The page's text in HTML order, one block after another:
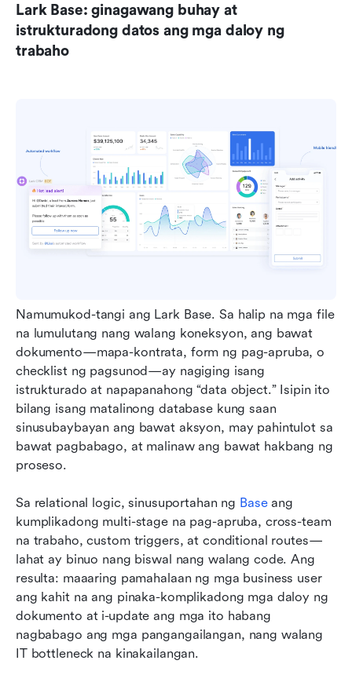
Lark Base: ginagawang buhay at
istrukturadong datos ang mga daloy ng
trabaho
Namumukod-tangi ang Lark Base. Sa halip na mga file
na lumulutang nang walang koneksyon, ang bawat
dokumento—mapa-kontrata, form ng pag-apruba, o
checklist ng pagsunod—ay nagiging isang
istrukturado at napapanahong “data object.” Isipin ito
bilang isang matalinong database kung saan
sinusubaybayan ang bawat aksyon, may pahintulot sa
bawat pagbabago, at malinaw ang bawat hakbang ng
proseso.
Sa relational logic, sinusuportahan ng Base ang
kumplikadong multi-stage na pag-apruba, cross-team
na trabaho, custom triggers, at conditional routes—
lahat ay binuo nang biswal nang walang code. Ang
resulta: maaaring pamahalaan ng mga business user
ang kahit na ang pinaka-komplikadong mga daloy ng
dokumento at i-update ang mga ito habang
nagbabago ang mga pangangailangan, nang walang
IT bottleneck na kinakailangan.